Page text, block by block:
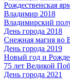
Рождественская
Владимир 2018
Владимирский
День города 2018
Снежная магия во
День города 2019
Новый год и
75 лет Великой
День города 2021